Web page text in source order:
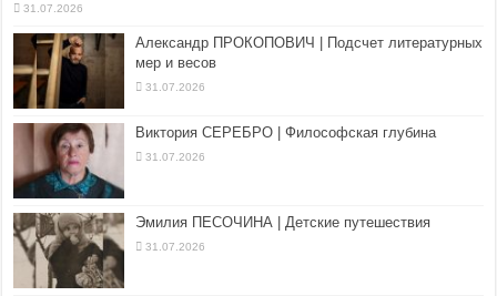
31.07.2026
Александр ПРОКОПОВИЧ | Подсчет литературных
мер и весов
31.07.2026
Виктория СЕРЕБРО | Философская глубина
31.07.2026
Эмилия ПЕСОЧИНА | Детские путешествия
31.07.2026